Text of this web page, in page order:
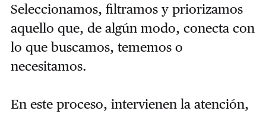
Seleccionamos, filtramos y priorizamos
aquello que, de algún modo, conecta con
lo que buscamos, tememos o
necesitamos.
En este proceso, intervienen la atención,